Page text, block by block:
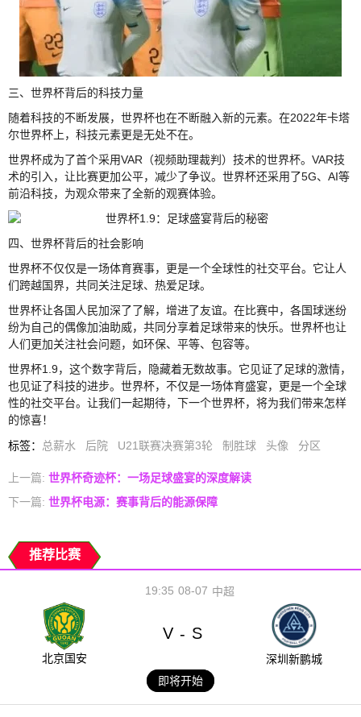
三、世界杯背后的科技力量
随着科技的不断发展，世界杯也在不断融入新的元素。在2022年卡塔
尔世界杯上，科技元素更是无处不在。
世界杯成为了首个采用VAR（视频助理裁判）技术的世界杯。VAR技
术的引入，让比赛更加公平，减少了争议。世界杯还采用了5G、AI等
前沿科技，为观众带来了全新的观赛体验。
四、世界杯背后的社会影响
世界杯不仅仅是一场体育赛事，更是一个全球性的社交平台。它让人
们跨越国界，共同关注足球、热爱足球。
世界杯让各国人民加深了了解，增进了友谊。在比赛中，各国球迷纷
纷为自己的偶像加油助威，共同分享着足球带来的快乐。世界杯也让
人们更加关注社会问题，如环保、平等、包容等。
世界杯1.9，这个数字背后，隐藏着无数故事。它见证了足球的激情，
也见证了科技的进步。世界杯，不仅是一场体育盛宴，更是一个全球
性的社交平台。让我们一起期待，下一个世界杯，将为我们带来怎样
的惊喜！
标签： 总薪水 后院 U21联赛决赛第3轮 制胜球 头像 分区
上一篇: 世界杯奇迹杯：一场足球盛宴的深度解读
下一篇: 世界杯电源：赛事背后的能源保障
推荐比赛
08-07
19:35 中超
北京国安
V - S
深圳新鹏城
即将开始